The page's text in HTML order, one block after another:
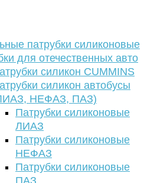
патрубки силиконовые
для отечественных авто
силикон CUMMINS
силикон автобусы
НЕФАЗ, ПАЗ)
Патрубки силиконовые
ЛИАЗ
Патрубки силиконовые
НЕФАЗ
Патрубки силиконовые
ПАЗ